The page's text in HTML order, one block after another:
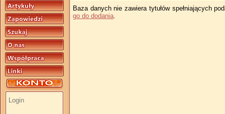
Baza danych nie zawiera tytułów spełniających
go do dodania.